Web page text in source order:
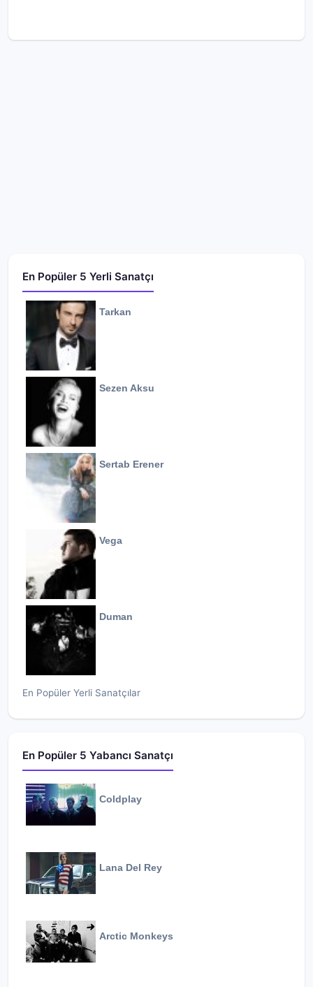
En Popüler 5 Yerli Sanatçı
Tarkan
Sezen Aksu
Sertab Erener
Vega
Duman
En Popüler Yerli Sanatçılar
En Popüler 5 Yabancı Sanatçı
Coldplay
Lana Del Rey
Arctic Monkeys